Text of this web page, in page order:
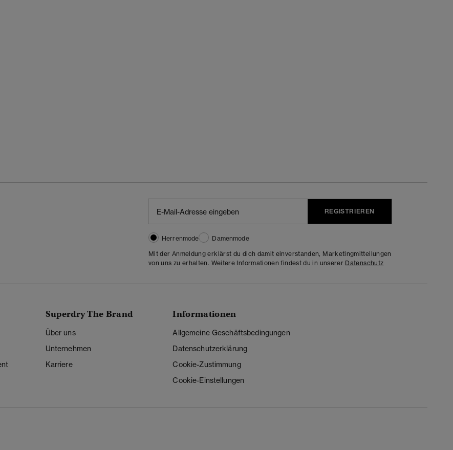
REGISTRIEREN
Herrenmode
Damenmode
Mit der Anmeldung erklärst du dich damit einverstanden, Marketingmitteilungen
von uns zu erhalten. Weitere Informationen findest du in unserer Datenschutz
Superdry The Brand
Über uns
Unternehmen
Karriere
Informationen
Allgemeine Geschäftsbedingungen
Datenschutzerklärung
Cookie-Zustimmung
Cookie-Einstellungen